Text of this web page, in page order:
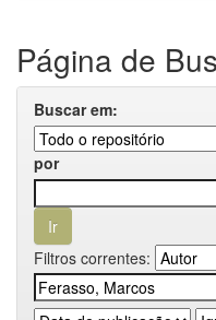
Página de
Buscar em:
por
Filtros correntes: